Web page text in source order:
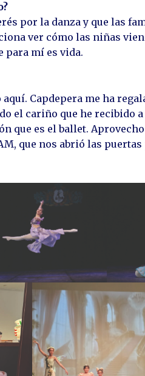
por la danza y que las
ver cómo las niñas
para mí es vida.
Capdepera me ha
el cariño que he recibido
que es el ballet.
que nos abrió las